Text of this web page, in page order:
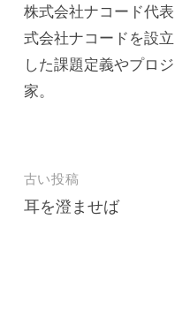
株式会社ナコード代
式会社ナコードを設
した課題定義やプロ
家。
投
稿
古い投稿
耳を澄ませば